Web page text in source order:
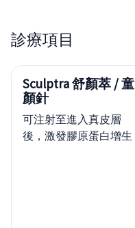
診療項目
Sculptra 舒顏萃 / 童
顏針
可注射至進入真皮層
後，激發膠原蛋白增生